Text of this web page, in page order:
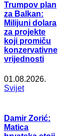
Trumpov plan
za Balkan:
Milijuni dolara
za projekte
koji promiču
konzervativne
vrijednosti
01.08.2026.
Svijet
Damir Zorić:
Matica